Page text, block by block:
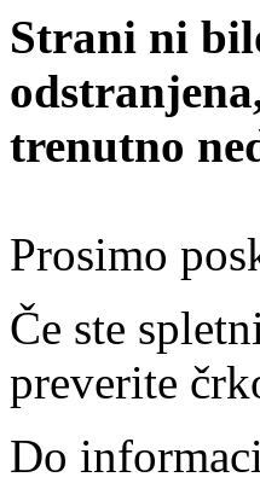
Strani ni
trenutno
Prosimo
Če ste
preverite
Do